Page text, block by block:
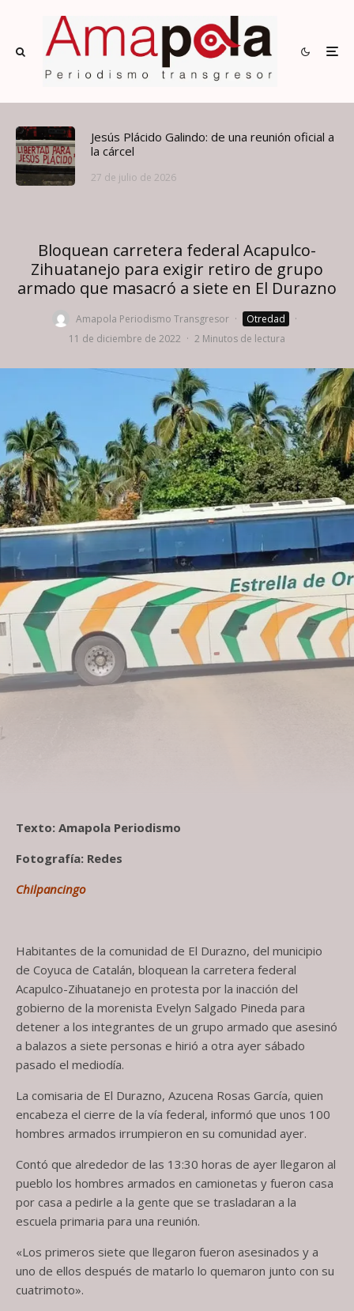
Jesús Plácido Galindo: de una reunión oficial a
la cárcel
27 de julio de 2026
Bloquean carretera federal Acapulco-
Zihuatanejo para exigir retiro de grupo
armado que masacró a siete en El Durazno
Amapola Periodismo Transgresor · Otredad
·
11 de diciembre de 2022 · 2 Minutos de lectura
Texto: Amapola Periodismo
Fotografía: Redes
Chilpancingo
Habitantes de la comunidad de El Durazno, del municipio
de Coyuca de Catalán, bloquean la carretera federal
Acapulco-Zihuatanejo en protesta por la inacción del
gobierno de la morenista Evelyn Salgado Pineda para
detener a los integrantes de un grupo armado que asesinó
a balazos a siete personas e hirió a otra ayer sábado
pasado el mediodía.
La comisaria de El Durazno, Azucena Rosas García, quien
encabeza el cierre de la vía federal, informó que unos 100
hombres armados irrumpieron en su comunidad ayer.
Contó que alrededor de las 13:30 horas de ayer llegaron al
pueblo los hombres armados en camionetas y fueron casa
por casa a pedirle a la gente que se trasladaran a la
escuela primaria para una reunión.
«Los primeros siete que llegaron fueron asesinados y a
uno de ellos después de matarlo lo quemaron junto con su
cuatrimoto».